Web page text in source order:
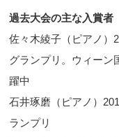
過去大会の主な入賞者
佐々木綾子（ピアノ）
グランプリ。ウィーン
躍中
石井琢磨（ピアノ）
ランプリ